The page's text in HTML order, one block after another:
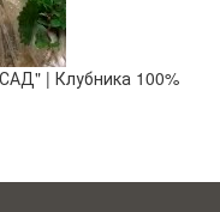
| Клубника 100%